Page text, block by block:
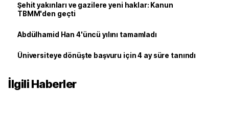
Şehit yakınları ve gazilere yeni haklar: Kanun
TBMM'den geçti
Abdülhamid Han 4'üncü yılını tamamladı
Üniversiteye dönüşte başvuru için 4 ay süre tanındı
İlgili Haberler